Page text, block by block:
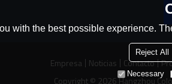
Empresa Noticias Contacto
Copyright © 2026Hangzhou
with the best possible experience.
Reject All
Necessary